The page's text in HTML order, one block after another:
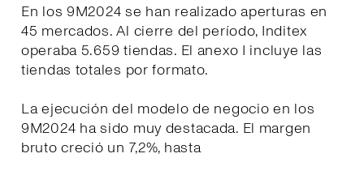
En los 9M2024 se han realizado aperturas en
45 mercados. Al cierre del período, Inditex
operaba 5.659 tiendas. El anexo I incluye las
tiendas totales por formato.
La ejecución del modelo de negocio en los
9M2024 ha sido muy destacada. El margen
bruto creció un 7,2%, hasta